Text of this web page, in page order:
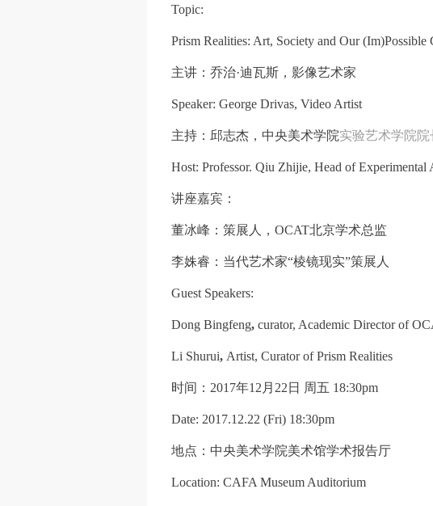
Topic:
Prism Realities: Art, Society and Our (Im)Possible
主讲：乔治·迪瓦斯，影像艺术家
Speaker: George Drivas, Video Artist
主持：邱志杰，中央美术学院实验艺术学院院
Host: Professor. Qiu Zhijie, Head of Experimental
讲座嘉宾：
董冰峰：策展人， OCAT北京学术总监
李姝睿：当代艺术家“棱镜现实”策展人
Guest Speakers:
Dong Bingfeng, curator, Academic Director of
Li Shurui, Artist, Curator of Prism Realities
时间： 2017年12月22日 周五 18:30pm
Date: 2017.12.22 (Fri) 18:30pm
地点：中央美术学院美术馆学术报告厅
Location: CAFA Museum Auditorium